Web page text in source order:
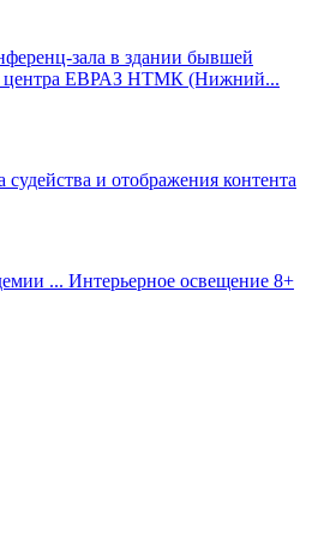
зала в здании бывшей
центра ЕВРАЗ НТМК (Нижний...
судейства и отображения контента
... Интерьерное освещение 8+